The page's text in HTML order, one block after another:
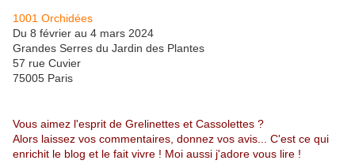
1001 Orchidées
Du 8 février au 4 mars 2024
Grandes Serres du Jardin des Plantes
57 rue Cuvier
75005 Paris
Vous aimez l'esprit de Grelinettes et Cassolettes ?
Alors laissez vos commentaires, donnez vos avis... C'est ce qui
enrichit le blog et le fait vivre ! Moi aussi j'adore vous lire !